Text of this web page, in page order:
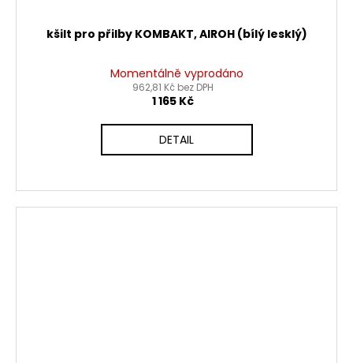
kšilt pro přilby KOMBAKT, AIROH (bílý lesklý)
Momentálně vyprodáno
962,81 Kč bez DPH
1 165 Kč
DETAIL